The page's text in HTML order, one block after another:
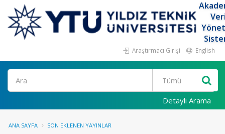
Araştırmacı Girişi English
Ara
Detaylı Arama
ANA SAYFA SON EKLENEN YAYINLAR